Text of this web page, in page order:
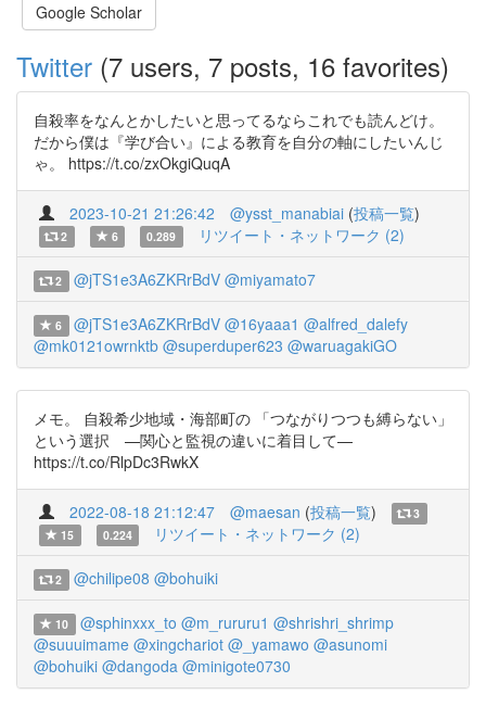
Google Scholar
Twitter (7 users, 7 posts, 16 favorites)
自殺率をなんとかしたいと思ってるならこれでも読んどけ。
だから僕は『学び合い』による教育を自分の軸にしたいんじ
ゃ。 https://t.co/zxOkgiQuqA
2023-10-21 21:26:42 @ysst_manabiai (投稿一覧)
2 6 0.289 リツイート・ネットワーク (2)
2 @jTS1e3A6ZKRrBdV @miyamato7
6 @jTS1e3A6ZKRrBdV @16yaaa1 @alfred_dalefy
@mk0121owrnktb @superduper623 @waruagakiGO
メモ。 自殺希少地域・海部町の 「つながりつつも縛らない」
という選択 —関心と監視の違いに着目して—
https://t.co/RlpDc3RwkX
2022-08-18 21:12:47 @maesan (投稿一覧)
3
15
0.224 リツイート・ネットワーク (2)
2 @chilipe08 @bohuiki
10 @sphinxxx_to @m_rururu1 @shrishri_shrimp
@suuuimame @xingchariot @_yamawo @asunomi
@bohuiki @dangoda @minigote0730